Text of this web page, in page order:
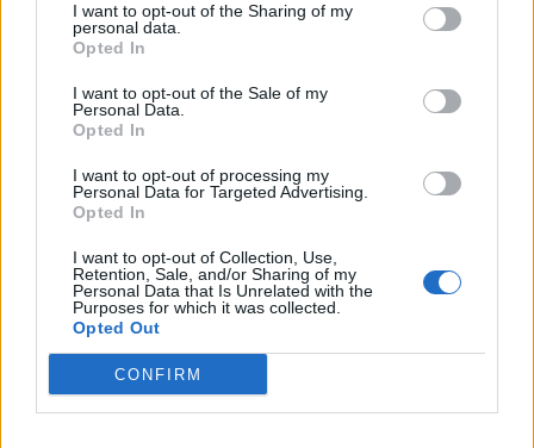
I want to opt-out of the Sharing of my
personal data.
Opted In
I want to opt-out of the Sale of my
Personal Data.
Opted In
I want to opt-out of processing my
Personal Data for Targeted Advertising.
Opted In
I want to opt-out of Collection, Use,
Retention, Sale, and/or Sharing of my
Personal Data that Is Unrelated with the
Purposes for which it was collected.
Opted Out
CONFIRM
AEK-u blindon deri në vitin